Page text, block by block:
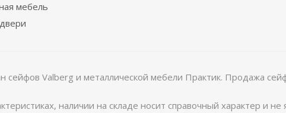
мебель
сейфов Valberg и металлической мебели Практик. Продажа
наличии на складе носит справочный характер и